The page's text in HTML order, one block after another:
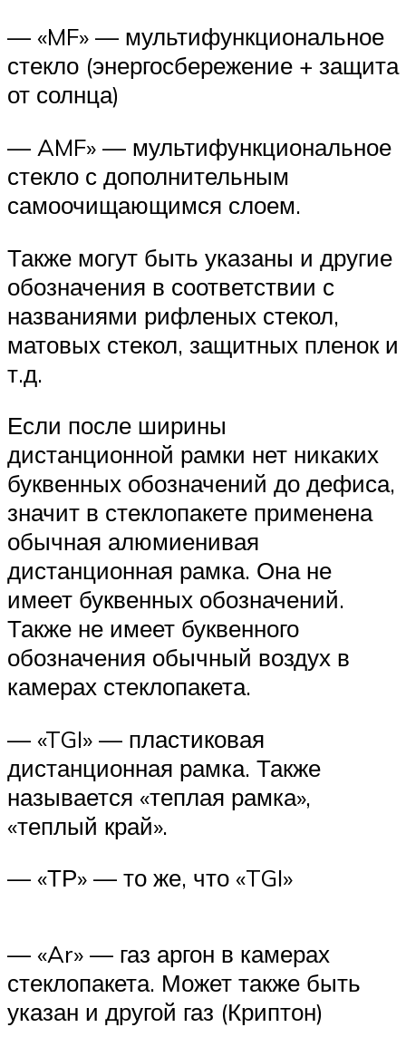
— «MF» — мультифункциональное
стекло (энергосбережение + защита
от солнца)
— AMF» — мультифункциональное
стекло с дополнительным
самоочищающимся слоем.
Также могут быть указаны и другие
обозначения в соответствии с
названиями рифленых стекол,
матовых стекол, защитных пленок и
т.д.
Если после ширины
дистанционной рамки нет никаких
буквенных обозначений до дефиса,
значит в стеклопакете применена
обычная алюмиенивая
дистанционная рамка. Она не
имеет буквенных обозначений.
Также не имеет буквенного
обозначения обычный воздух в
камерах стеклопакета.
— «TGI» — пластиковая
дистанционная рамка. Также
называется «теплая рамка»,
«теплый край».
— «ТР» — то же, что «TGI»
— «Ar» — газ аргон в камерах
стеклопакета. Может также быть
указан и другой газ (Криптон)